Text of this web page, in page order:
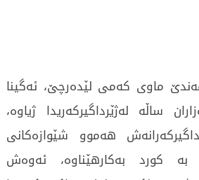
ماوی کەمی لێدەرچێ، ئەگینا
ساڵە لەژێرداگیرکەریدا ژیاوە،
هەموو شێوازەکانی
بە کورد بەکارهێناوە، ئەوەش